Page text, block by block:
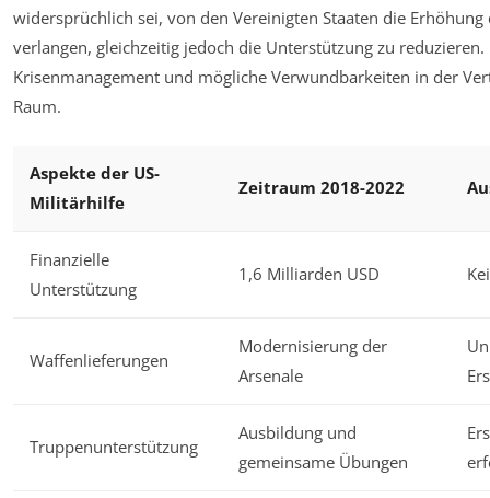
widersprüchlich sei, von den Vereinigten Staaten die Erhöhung
verlangen, gleichzeitig jedoch die Unterstützung zu reduzieren.
Krisenmanagement und mögliche Verwundbarkeiten in der
Raum.
Aspekte der US-
Militärhilfe
Zeitraum 2018-2022
Finanzielle
Unterstützung
1,6 Milliarden USD
Waffenlieferungen
Modernisierung der
Arsenale
Truppenunterstützung
Ausbildung und
gemeinsame Übungen